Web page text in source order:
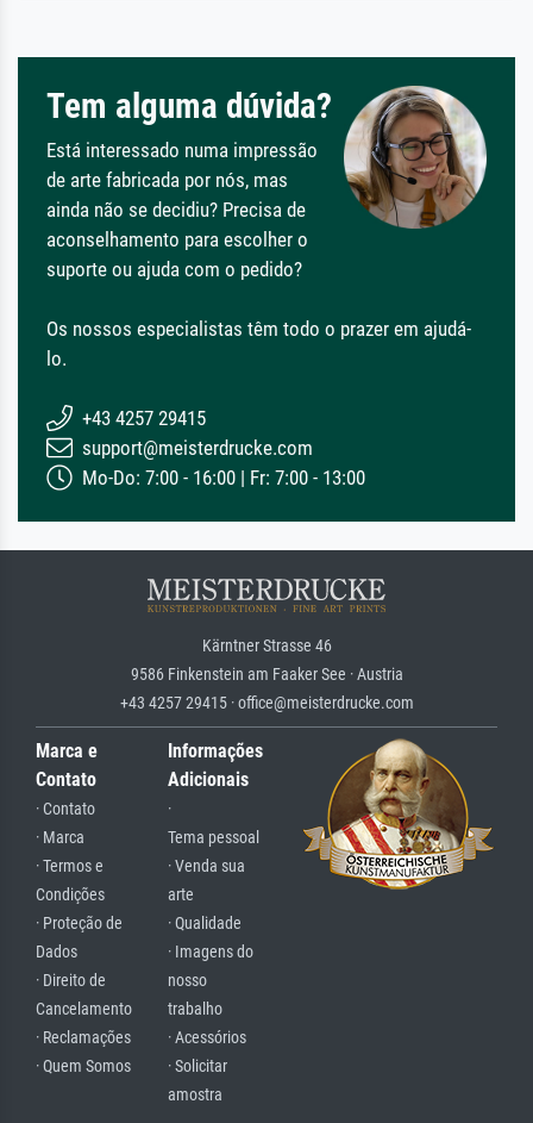
Tem alguma dúvida?
Está interessado numa impressão
de arte fabricada por nós, mas
ainda não se decidiu? Precisa de
aconselhamento para escolher o
suporte ou ajuda com o pedido?
Os nossos especialistas têm todo o prazer em ajudá-
lo.
+43 4257 29415
support@meisterdrucke.com
Mo-Do: 7:00 - 16:00 | Fr: 7:00 - 13:00
Kärntner Strasse 46
9586 Finkenstein am Faaker See · Austria
+43 4257 29415 · office@meisterdrucke.com
Marca e
Contato
· Contato
· Marca
· Termos e
Condições
· Proteção de
Dados
· Direito de
Cancelamento
· Reclamações
· Quem Somos
Informações
Adicionais
·
Tema pessoal
· Venda sua
arte
· Qualidade
· Imagens do
nosso
trabalho
· Acessórios
· Solicitar
amostra